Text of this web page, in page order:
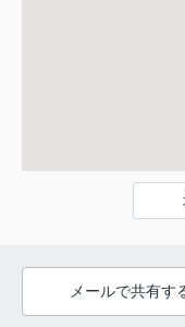
メールで共有す